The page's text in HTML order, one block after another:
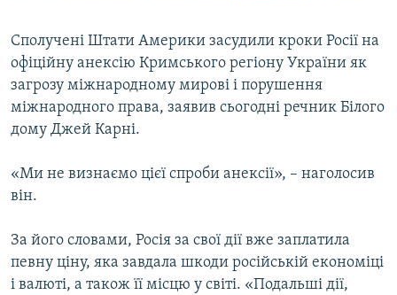
РУС
УКР
КТАТ
Усі сайти RFE/RL
Сполучені Штати Америки засудили кроки Росії на
офіційну анексію Кримського регіону України як
загрозу міжнародному мирові і порушення
міжнародного права, заявив сьогодні речник Білого
дому Джей Карні.
«Ми не визнаємо цієї спроби анексії», – наголосив
він.
За його словами, Росія за свої дії вже заплатила
певну ціну, яка завдала шкоди російській економіці
і валюті, а також її місцю у світі. «Подальші дії,